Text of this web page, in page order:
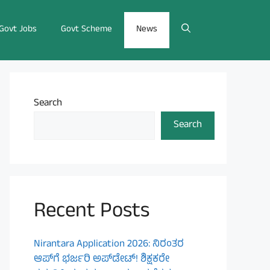
Jobs Govt Scheme News
Search
Search
Recent Posts
Nirantara Application 2026: ನಿರಂತರ
ಆಪ್‌ಗೆ ಭರ್ಜರಿ ಅಪ್‌ಡೇಟ್! ಶಿಕ್ಷಕರೇ